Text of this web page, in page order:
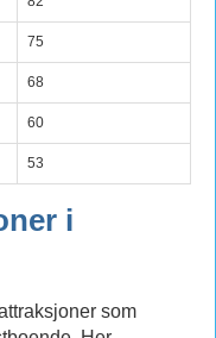
75
68
60
53
i
som